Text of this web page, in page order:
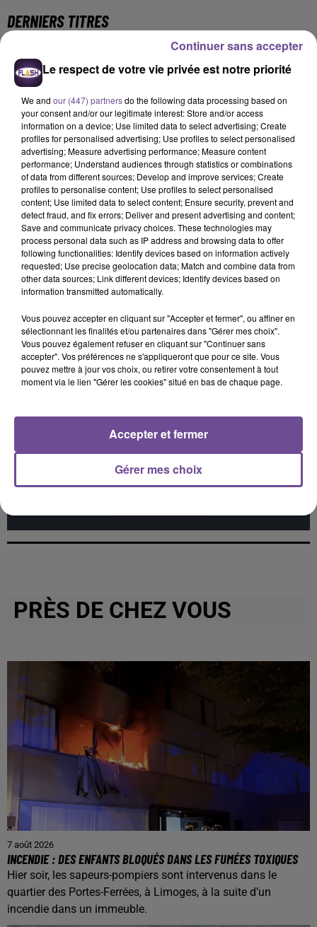
DERNIERS TITRES
6h57
6h57
LUIS FONSI
Echame La Culpa
6h54
6h54
VITAA
Ca Fait Mal
6h50
6h50
DJ SNAKE FEAT.
BIPOLAR SUNSHINE
Paradise
6h48
6h48
Frerot
6h40
6h40
El Perdon
6h37
6h37
Who Do You Think
You Are
Cet élément est masqué compte-tenu du refus du
dépôt de cookies que vous avez exprimé. Si vous
souhaitez l'afficher, merci de nous donner votre accord
en cliquant sur le bouton ci-dessous.
PRÈS DE CHEZ VOUS
7 août 2026
INCENDIE : DES ENFANTS BLOQUÉS DANS LES FUMÉES TOXIQUES
Hier soir, les sapeurs-pompiers sont intervenus dans le
quartier des Portes-Ferrées, à Limoges, à la suite d’un
incendie dans un immeuble.
Le respect de votre vie privée est notre priorité
We and our (447) partnersdo the following data processing based on
your consent and/or our legitimate interest: Store and/or access
information on a device; Use limited data to select advertising; Create
profiles for personalised advertising; Use profiles to select personalised
advertising; Measure advertising performance; Measure content
performance; Understand audiences through statistics or combinations
of data from different sources; Develop and improve services; Create
profiles to personalise content; Use profiles to select personalised
content; Use limited data to select content; Ensure security, prevent and
detect fraud, and fix errors; Deliver and present advertising and content;
Save and communicate privacy choices. These technologies may
process personal data such as IP address and browsing data to offer
following functionalities: Identify devices based on information actively
requested; Use precise geolocation data; Match and combine data from
other data sources; Link different devices; Identify devices based on
information transmitted automatically.
Vous pouvez accepter en cliquant sur "Accepter et fermer", ou affiner en
sélectionnant les finalités et/ou partenaires dans "Gérer mes choix".
Vous pouvez également refuser en cliquant sur "Continuer sans
accepter". Vos préférences ne s'appliqueront que pour ce site. Vous
pouvez mettre à jour vos choix, ou retirer votre consentement à tout
moment via le lien "Gérer les cookies" situé en bas de chaque page.
Gérer mes choix
Accepter et fermer
Continuer sans accepter